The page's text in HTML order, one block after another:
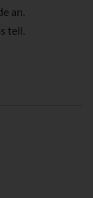
an.
teil.